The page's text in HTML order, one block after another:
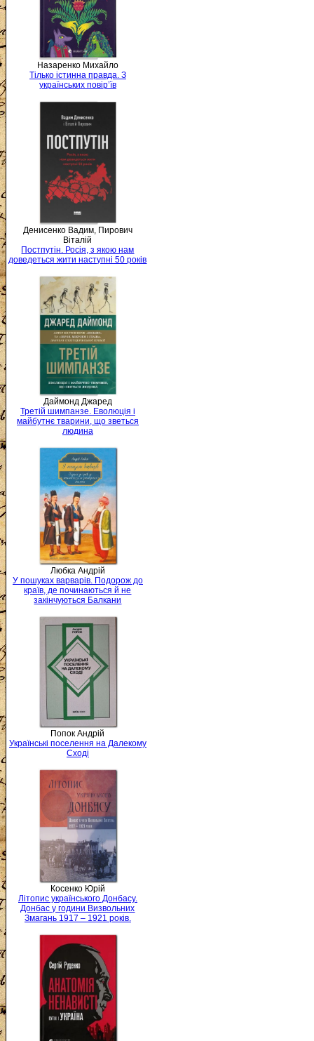
Назаренко Михайло
Тілько істинна правда. З
українських повір’їв
Денисенко Вадим, Пирович
Віталій
Постпутін. Росія, з якою нам
доведеться жити наступні 50 років
Даймонд Джаред
Третій шимпанзе. Еволюція і
майбутнє тварини, що зветься
людина
Любка Андрій
У пошуках варварів. Подорож до
країв, де починаються й не
закінчуються Балкани
Попок Андрій
Українські поселення на Далекому
Сході
Косенко Юрій
Літопис українського Донбасу.
Донбас у години Визвольних
Змагань 1917 – 1921 років.